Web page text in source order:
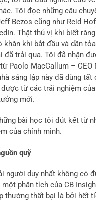
Tôi đọc những câu
Bezos cũng như Reid
Thật thú vị khi biết
khăn khi bắt đầu và dần
đã trải qua. Tôi đã nhận
Paolo MacCallum – CEO
sáng lập này đã dùng tất
từ các trải nghiệm
mới.
bài học tôi đút kết từ
của chính mình.
quỹ
người duy nhất không có
một phân tích của CB
thường thất bại là bởi hết